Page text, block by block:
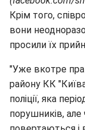
Крім того,
вони
просили їх
"Уже вкотре
району КК
поліції, яка
порушників,